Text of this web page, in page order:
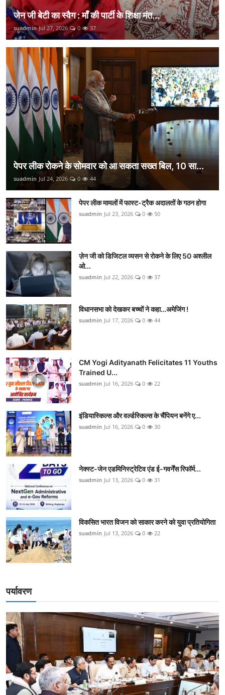
जेन जी बेटी का स्वैग : माँ की पार्टी के शिक्षा मंत...
suadmin Jul 27, 2026 0 37
पेपर लीक रोकने के सोमवार को आ सकता सख्त बिल, 10 सा...
suadmin Jul 24, 2026 0 44
पेपर लीक मामलों में फास्ट-ट्रैक अदालतों के गठन होगा
suadmin Jul 23, 2026 0 50
ज़ेन जी को डिजिटल व्यसन से रोकने के लिए 50 अश्लील
ओ...
suadmin Jul 22, 2026 0 37
विधानसभा को देखकर बच्चों ने कहा…अमेजिंग !
suadmin Jul 17, 2026 0 44
CM Yogi Adityanath Felicitates 11 Youths
Trained U...
suadmin Jul 16, 2026 0 22
इंडियास्किल्स और वर्ल्डस्किल्स के चैंपियन बनेंगे ए...
suadmin Jul 16, 2026 0 30
नेक्स्ट-जेन एडमिनिस्ट्रेटिव एंड ई-गवर्नेंस रिफॉर्म...
suadmin Jul 13, 2026 0 31
विकसित भारत विजन को साकार करने को युवा प्रतियोगिता
suadmin Jul 13, 2026 0 22
पर्यावरण